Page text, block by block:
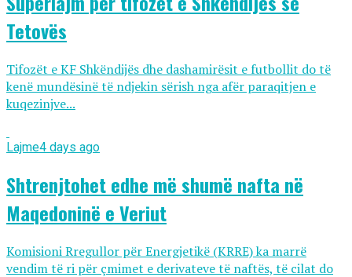
Tetovës
Tifozët e KF Shkëndijës dhe dashamirësit e futbollit do të
kenë mundësinë të ndjekin sërish nga afër paraqitjen e
kuqezinjve...
Lajme4 days ago
Shtrenjtohet edhe më shumë nafta në
Maqedoninë e Veriut
Komisioni Rregullor për Energjetikë (KRRE) ka marrë
vendim të ri për çmimet e derivateve të naftës, të cilat do